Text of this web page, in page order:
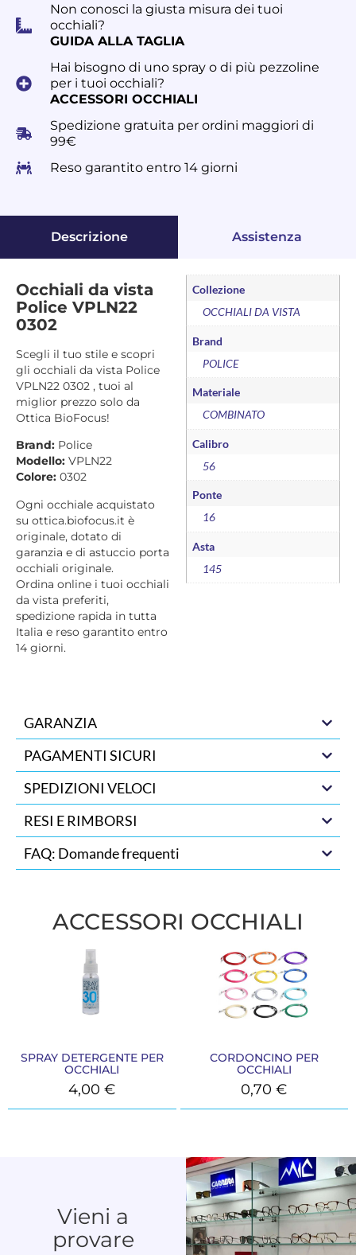
Non conosci la giusta misura dei tuoi
occhiali?
GUIDA ALLA TAGLIA
Hai bisogno di uno spray o di più pezzoline
per i tuoi occhiali?
ACCESSORI OCCHIALI
Spedizione gratuita per ordini maggiori di
99€
Reso garantito entro 14 giorni
Descrizione Assistenza
Occhiali da vista
Police VPLN22
0302
Scegli il tuo stile e scopri
gli occhiali da vista Police
VPLN22 0302 , tuoi al
miglior prezzo solo da
Ottica BioFocus!
Brand: Police
Modello: VPLN22
Colore: 0302
Ogni occhiale acquistato
su ottica.biofocus.it è
originale, dotato di
garanzia e di astuccio porta
occhiali originale.
Ordina online i tuoi occhiali
da vista preferiti,
spedizione rapida in tutta
Italia e reso garantito entro
14 giorni.
Collezione
OCCHIALI DA VISTA
Brand
POLICE
Materiale
COMBINATO
Calibro
56
Ponte
16
Asta
145
GARANZIA
PAGAMENTI SICURI
SPEDIZIONI VELOCI
RESI E RIMBORSI
FAQ: Domande frequenti
ACCESSORI OCCHIALI
SPRAY DETERGENTE PER
OCCHIALI
4,00€
CORDONCINO PER
OCCHIALI
0,70€
Vieni a
provare